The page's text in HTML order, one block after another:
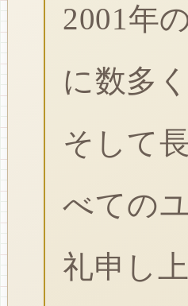
2001年
に数多
そして
べての
礼申し